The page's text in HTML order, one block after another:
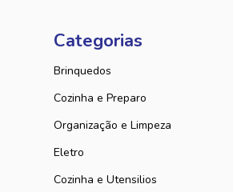
Categorias
Brinquedos
Cozinha e Preparo
Organização e Limpeza
Eletro
Cozinha e Utensilios